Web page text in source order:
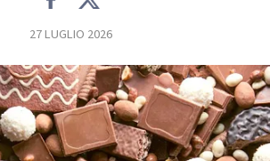
27 LUGLIO 2026